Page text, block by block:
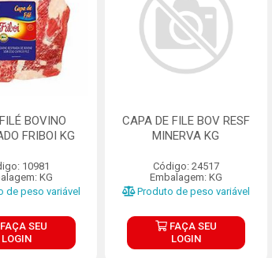
BOVINO
FRIBOI KG
10981
KG
de peso variável
SEU
LOGIN
CAPA DE FILE BOV RESF
MINERVA KG
Código: 24517
Embalagem: KG
Produto de peso variável
FAÇA SEU
LOGIN